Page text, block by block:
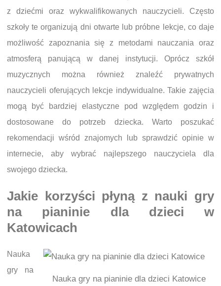
z dziećmi oraz wykwalifikowanych nauczycieli. Często
szkoły te organizują dni otwarte lub próbne lekcje, co daje
możliwość zapoznania się z metodami nauczania oraz
atmosferą panującą w danej instytucji. Oprócz szkół
muzycznych można również znaleźć prywatnych
nauczycieli oferujących lekcje indywidualne. Takie zajęcia
mogą być bardziej elastyczne pod względem godzin i
dostosowane do potrzeb dziecka. Warto poszukać
rekomendacji wśród znajomych lub sprawdzić opinie w
internecie, aby wybrać najlepszego nauczyciela dla
swojego dziecka.
Jakie korzyści płyną z nauki gry
na pianinie dla dzieci w
Katowicach
Nauka gry na pianinie dla dzieci Katowice
Nauka
gry na